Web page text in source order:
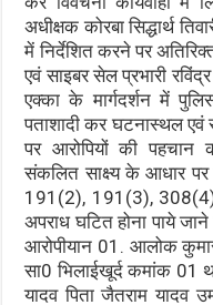
अधीक्षक कोरबा सिद्धार्थ
में निर्देशित करने पर
एवं साइबर सेल प्रभारी
एक्का के मार्गदर्शन में
पताशादी कर घटनास्थल एवं
पर आरोपियों की पहचान
संकलित साक्ष्य के आधार पर
191(2), 191(3),
अपराध घटित होना पाये
आरोपीयान 01. आलोक
सा0 भिलाईखूर्द कमांक 01
यादव पिता जैतराम यादव